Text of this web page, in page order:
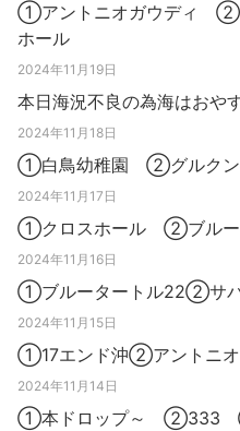
①アントニオガウディ
ホール
2024年11月19日
本日海況不良の為海はおや
2024年11月18日
①白鳥幼稚園 ②グルク
2024年11月17日
①クロスホール ②ブルー
2024年11月16日
①ブルータートル22②サ
2024年11月15日
①17エンド沖②アントニ
2024年11月14日
①本ドロップ～ ②333